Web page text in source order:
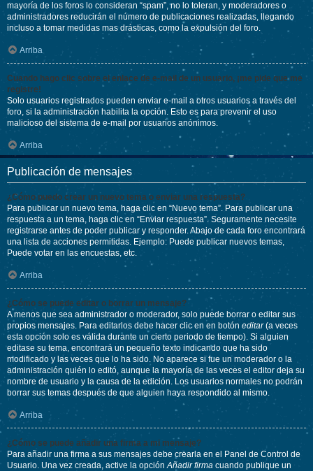
mayoría de los foros lo consideran “spam”, no lo toleran, y moderadores o
administradores reducirán el número de publicaciones realizadas, llegando
incluso a tomar medidas mas drásticas, como la expulsión del foro.
Arriba
Cuando hago clic sobre el enlace de e-mail de un usuario, ¡me pide que me
registre!
Solo usuarios registrados pueden enviar e-mail a otros usuarios a través del
foro, si la administración habilita la opción. Esto es para prevenir el uso
malicioso del sistema de e-mail por usuarios anónimos.
Arriba
Publicación de mensajes
¿Cómo puedo crear un nuevo tema o enviar una respuesta?
Para publicar un nuevo tema, haga clic en “Nuevo tema”. Para publicar una
respuesta a un tema, haga clic en “Enviar respuesta”. Seguramente necesite
registrarse antes de poder publicar y responder. Abajo de cada foro encontrará
una lista de acciones permitidas. Ejemplo: Puede publicar nuevos temas,
Puede votar en las encuestas, etc.
Arriba
¿Cómo se puede editar o borrar un mensaje?
A menos que sea administrador o moderador, solo puede borrar o editar sus
propios mensajes. Para editarlos debe hacer clic en en botón editar(a veces
esta opción solo es válida durante un cierto periodo de tiempo). Si alguien
editase su tema, encontrará un pequeño texto indicando que ha sido
modificado y las veces que lo ha sido. No aparece si fue un moderador o la
administración quién lo editó, aunque la mayoría de las veces el editor deja su
nombre de usuario y la causa de la edición. Los usuarios normales no podrán
borrar sus temas después de que alguien haya respondido al mismo.
Arriba
¿Cómo se puede añadir una firma a mi mensaje?
Para añadir una firma a sus mensajes debe crearla en el Panel de Control de
Usuario. Una vez creada, active la opciónAñadir firma cuando publique un